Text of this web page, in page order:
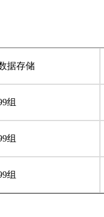
据存储
组
组
组